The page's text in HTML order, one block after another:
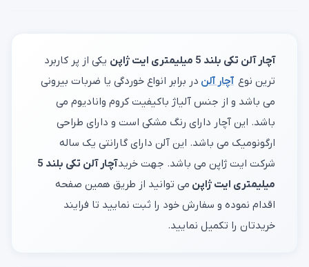
آچار آلن تکی بلند 5 میلیمتری ایت ژاپن
یکی از پر کاربرد
ترین نوع آچار آلن در برابر انواع خوردگی یا ضربات بیرونی
می باشد و از جنس آلیاژ باکیفیت کروم وانادیوم می
باشد. این آچار دارای رنگ مشکی است و دارای طراحی
ارگونومیک می باشد. این آلن دارای گارانتی یک ساله
شرکت ایت ژاپن می باشد. جهت خرید
آچار آلن تکی بلند 5
میلیمتری ایت ژاپن می توانید از طریق همین صفحه
اقدام نموده و سفارش خود را ثبت نمایید تا فرایند
خریدتان را تکمیل نمایید.